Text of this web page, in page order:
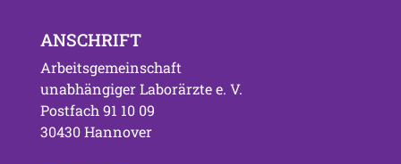
ANSCHRIFT
Arbeitsgemeinschaft
unabhängiger Laborärzte e. V.
Postfach 91 10 09
30430 Hannover